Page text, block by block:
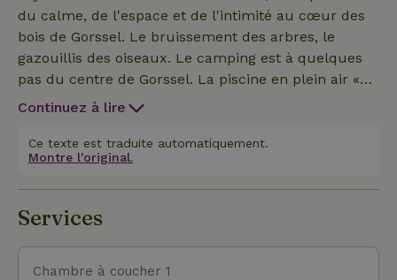
toilettes. Le chalet dispose du chauffage central,
d’une télévision et du Wi-Fi. Tu peux garer une
voiture à côté du chalet. Deux vélos équipés d’un
siège enfant sont à ta disposition près du chalet.
du calme, de l'espace et de l'intimité au cœur des
bois de Gorssel. Le bruissement des arbres, le
gazouillis des oiseaux. Le camping est à quelques
pas du centre de Gorssel. La piscine en plein air «
De Boskoele » est juste au coin de la rue. Le
Continuez à lire
Ce texte est traduite automatiquement.
Montre l'original.
Services
Chambre à coucher 1